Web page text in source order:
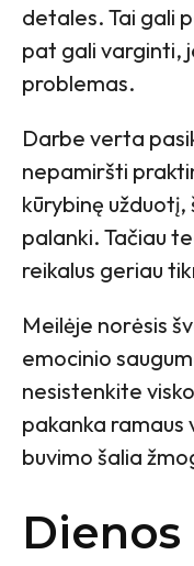
detales. Tai gali
pat gali varginti,
problemas.
Darbe verta
nepamiršti
kūrybinę
palanki. Tačiau
reikalus geriau
Meilėje norėsis
emocinio
nesistenkite
pakanka ramaus
buvimo šalia